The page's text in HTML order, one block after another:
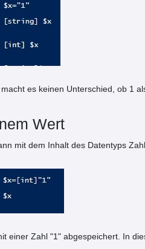
es keinen Unterschied, ob 1
Wert
mit dem Inhalt des Datentyps
einer Zahl "1" abgespeichert. In